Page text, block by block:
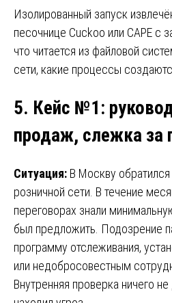
Изолированный запуск
песочнице Cuckoo или CAPE с
что читается из файловой
сети, какие процессы
5. Кейс №1:
продаж, слежка за
Ситуация: В Москву
розничной сети. В течение
переговорах знали
был предложить. Подозрение
программу отслеживания,
или недобросовестным
Внутренняя проверка ничего